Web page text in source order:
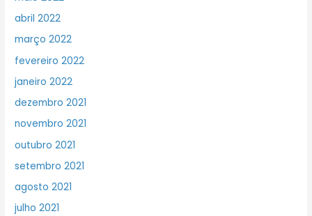
abril 2022
março 2022
fevereiro 2022
janeiro 2022
dezembro 2021
novembro 2021
outubro 2021
setembro 2021
agosto 2021
julho 2021